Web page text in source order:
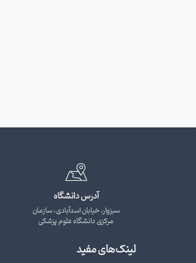
آدرس دانشگاه
سبزوار، خیابان اسدآبادی، سازمان
مرکزی دانشگاه علوم پزشکی
لینک‌های مفید